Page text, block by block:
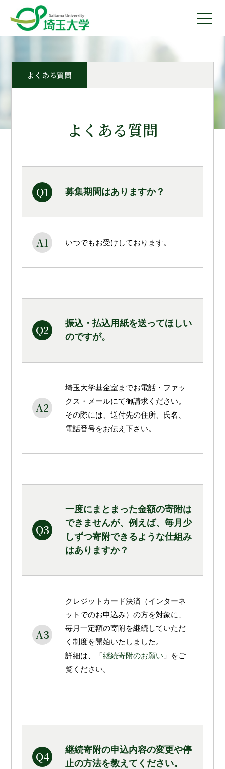
よくある質問
よくある質問
Q1 募集期間はありますか？
A1 いつでもお受けしております。
Q2
振込・払込用紙を送ってほしい
のですが。
A2
埼玉大学基金室までお電話・ファッ
クス・メールにて御請求ください。
その際には、送付先の住所、氏名、
電話番号をお伝え下さい。
Q3
一度にまとまった金額の寄附は
できませんが、例えば、毎月少
しずつ寄附できるような仕組み
はありますか？
A3
クレジットカード決済（インターネ
ットでのお申込み）の方を対象に、
毎月一定額の寄附を継続していただ
く制度を開始いたしました。
詳細は、「継続寄附のお願い 」をご
覧ください。
Q4
継続寄附の申込内容の変更や停
止の方法を教えてください。